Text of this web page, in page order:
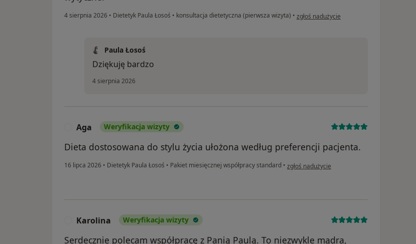
4 sierpnia 2026 • Dietetyk Paula Łosoś • konsultacja dietetyczna (pierwsza wizyta) • w opinii użytkownika EG
zgłoś nadużycie
Paula Łosoś
Dziękuję bardzo
4 sierpnia 2026
Aga Weryfikacja wizyty
Dieta dostosowana do stylu życia ułożona według preferencji pacjenta.
16 lipca 2026 • Dietetyk Paula Łosoś • Pakiet miesięcznej współpracy standard • w opinii użytkownika Aga
zgłoś nadużycie
Karolina Weryfikacja wizyty
Serdecznie polecam współpracę z Panią Paulą. To niezwykle mądra,